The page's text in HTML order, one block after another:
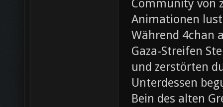
Community von
Animationen
Während 4chan
Gaza-Streifen
und zerstörten
Unterdessen
Bein des alten